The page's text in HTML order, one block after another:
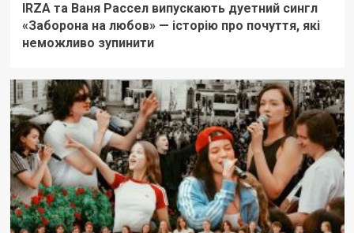
IRZA та Ваня Рассел випускають дуетний сингл
«Заборона на любов» — історію про почуття, які
неможливо зупинити